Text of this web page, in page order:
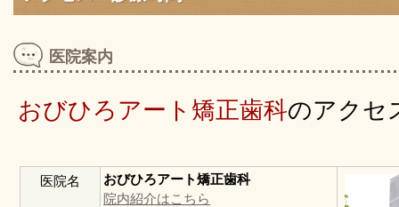
医院案内
おびひろアート矯正歯科のアクセ
医院名
おびひろアート矯正歯科
院内紹介はこちら